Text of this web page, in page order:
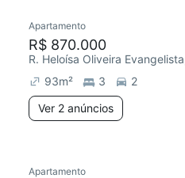
Apartamento
R$ 870.000
R. Heloísa Oliveira
93m² 3
2
Ver 2 anúncios
Apartamento